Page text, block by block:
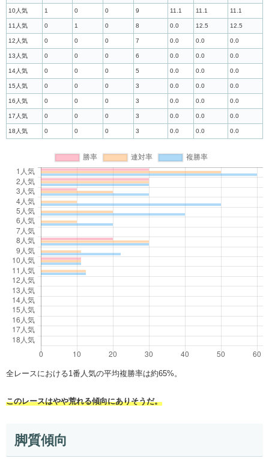
10人気 1 0 0 9 11.1 11.1 11.1
11人気 0 1 0 8 0.0 12.5 12.5
12人気 0 0 0 7 0.0 0.0 0.0
13人気 0 0 0 6 0.0 0.0 0.0
14人気 0 0 0 5 0.0 0.0 0.0
15人気 0 0 0 3 0.0 0.0 0.0
16人気 0 0 0 3 0.0 0.0 0.0
17人気 0 0 0 3 0.0 0.0 0.0
18人気 0 0 0 3 0.0 0.0 0.0
全レースにおける1番人気の平均複勝率は約65%。
このレースはやや荒れる傾向にありそうだ。
脚質傾向